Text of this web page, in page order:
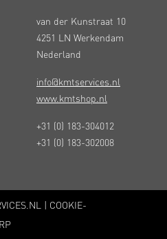
van der Kunstraat 10
4251 LN Werkendam
Nederland
info@kmtservices.nl
www.kmtshop.nl
+31 (0) 183-304012
+31 (0) 183-302008
| COOKIE-